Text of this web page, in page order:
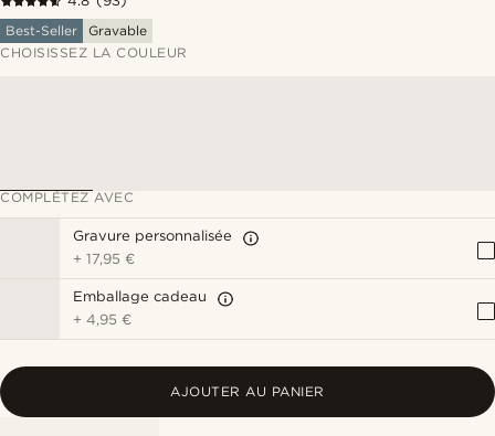
Best-Seller
Gravable
CHOISISSEZ LA COULEUR
COMPLÉTEZ AVEC
Gravure personnalisée
+17,95 €
Emballage cadeau
+4,95 €
AJOUTER AU PANIER